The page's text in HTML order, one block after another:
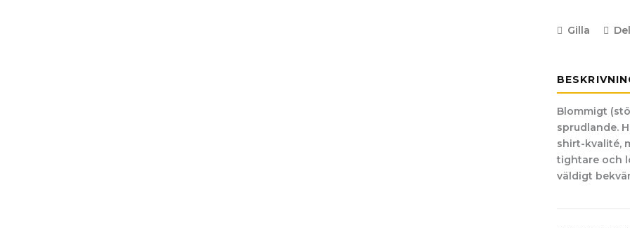
Gilla
Blommigt
sprudlande.
shirt-kvalité,
tightare och
väldigt